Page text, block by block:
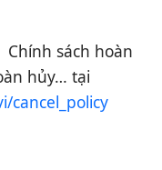
sách hoàn
hủy… tại
cancel_policy